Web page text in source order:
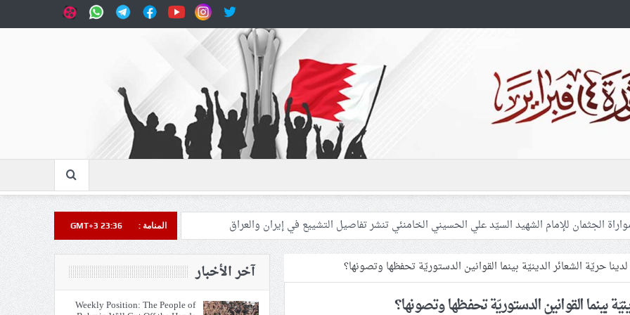
غزّة لإشعال صراعات داخليّة تخدم الاحتلال
بين القمع والإهمال الطبي
في مواكب العزاء ويعتقل العشرات من الشبّان
GMT+3 23:36 المنامة :
حريّة الشعائر الدينيّة بينما القوانين الدستوريّة تحفظها وتصونها؟
بينما القوانين الدستوريّة تحفظها وتصونها؟
آخر الأخبار
Weekly Position: The People of